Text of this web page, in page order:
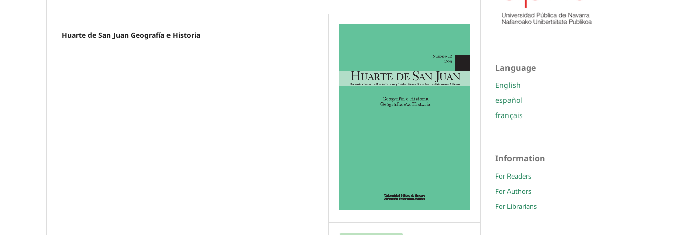
Huarte de San Juan Geografía e Historia
Language
English
español
français
Information
For Readers
For Authors
For Librarians